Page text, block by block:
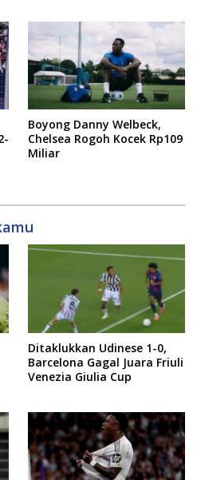
Boyong Danny Welbeck,
Chelsea Rogoh Kocek Rp109
Miliar
Ditaklukkan Udinese 1-0,
Barcelona Gagal Juara Friuli
Venezia Giulia Cup